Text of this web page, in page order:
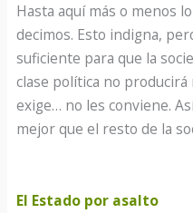
Hasta aquí más o menos
decimos. Esto indigna,
suficiente para que la
clase política no
exige… no les conviene.
mejor que el resto de la
El Estado por asalto